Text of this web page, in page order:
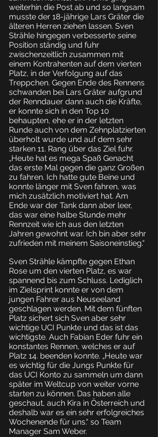
weiterhin die Post ab und so langsam
musste der 18-jährige Lars Gräter die
älteren Herren ziehen lassen. Sven
Strähle hingegen verbesserte seine
Position ständig und fuhr
zwischenzeitlich zusammen mit
einem Kontrahenten auf dem vierten
Platz, in der Verfolgung auf das
Treppchen. Gegen Ende des Rennens
schwanden bei Lars Gräter aufgrund
der Renndauer dann auch die Kräfte,
er konnte sich in den Top 10
behaupten, ehe er in der letzten
Runde auch von dem Zehnplatzierten
überholt wurde und auf dem sehr
starken 11. Rang über das Ziel fuhr.
„Heute hat es mega Spaß Genacht
das erste Mal gegen die ganz Großen
zu fahren. Ich hatte gute Beine und
konnte länger mit Sven fahren, was
mich zusätzlich motiviert hat. Am
Ende war der Tank dann aber leer,
das war eine halbe Stunde mehr
Rennzeit wie ich aus den letzten
Jahren gewohnt war. Ich bin aber sehr
zufrieden mit meinem Saisoneinstieg.“
Sven Strähle kämpfte gegen Ethan
Rose um den vierten Platz, es war
spannend bis zum Schluss. Lediglich
im Zielsprint konnte er von dem
jungen Fahrer aus Neuseeland
geschlagen werden. Mit dem fünften
Platz sichert sich Sven aber sehr
wichtige UCI Punkte und das ist das
wichtigste. Auch Fabian Eder fuhr ein
konstantes Rennen, welches er auf
Platz 14. beenden konnte. „Heute war
es wichtig für die Jungs Punkte für
das UCI Konto zu sammeln um dann
später im Weltcup von weiter vorne
starten zu können. Das haben alle
geschaut, auch Kira in Österreich und
deshalb war es ein sehr erfolgreiches
Wochenende für uns.“ so Team
Manager Sam Weber.